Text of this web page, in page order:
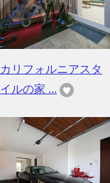
カリフォルニアスタ
イルの家 ...